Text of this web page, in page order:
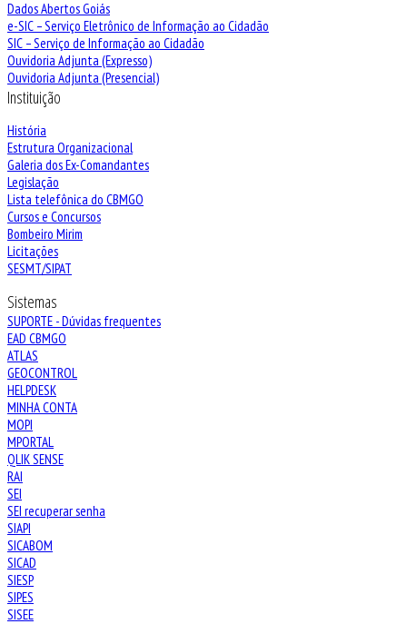
Dados Abertos Goiás
e-SIC – Serviço Eletrônico de Informação ao Cidadão
SIC – Serviço de Informação ao Cidadão
Ouvidoria Adjunta (Expresso)
Ouvidoria Adjunta (Presencial)
Instituição
História
Estrutura Organizacional
Galeria dos Ex-Comandantes
Legislação
Lista telefônica do CBMGO
Cursos e Concursos
Bombeiro Mirim
Licitações
SESMT/SIPAT
Sistemas
SUPORTE - Dúvidas frequentes
EAD CBMGO
ATLAS
GEOCONTROL
HELPDESK
MINHA CONTA
MOPI
MPORTAL
QLIK SENSE
RAI
SEI
SEI recuperar senha
SIAPI
SICABOM
SICAD
SIESP
SIPES
SISEE